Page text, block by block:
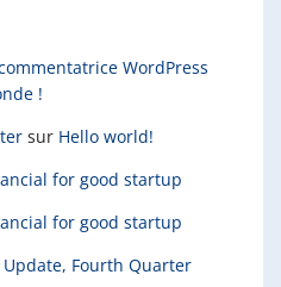
WordPress
!
sur Hello world!
for good startup
for good startup
Fourth Quarter